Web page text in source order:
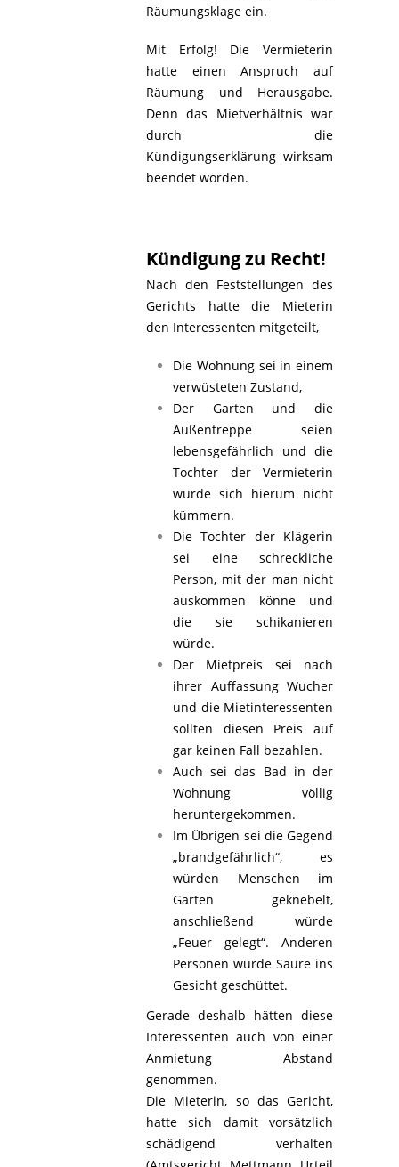
Räumungsklage ein.
Mit Erfolg! Die Vermieterin
hatte einen Anspruch auf
Räumung und Herausgabe.
Denn das Mietverhältnis war
durch die
Kündigungserklärung wirksam
beendet worden.
Kündigung zu Recht!
Nach den Feststellungen des
Gerichts hatte die Mieterin
den Interessenten mitgeteilt,
Die Wohnung sei in einem
verwüsteten Zustand,
Der Garten und die
Außentreppe seien
lebensgefährlich und die
Tochter der Vermieterin
würde sich hierum nicht
kümmern.
Die Tochter der Klägerin
sei eine schreckliche
Person, mit der man nicht
auskommen könne und
die sie schikanieren
würde.
Der Mietpreis sei nach
ihrer Auffassung Wucher
und die Mietinteressenten
sollten diesen Preis auf
gar keinen Fall bezahlen.
Auch sei das Bad in der
Wohnung völlig
heruntergekommen.
Im Übrigen sei die Gegend
„brandgefährlich“, es
würden Menschen im
Garten geknebelt,
anschließend würde
„Feuer gelegt“. Anderen
Personen würde Säure ins
Gesicht geschüttet.
Gerade deshalb hätten diese
Interessenten auch von einer
Anmietung Abstand
genommen.
Die Mieterin, so das Gericht,
hatte sich damit vorsätzlich
schädigend verhalten